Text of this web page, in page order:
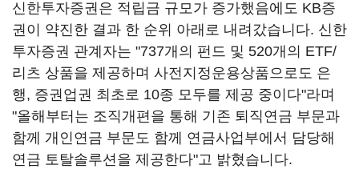
신한투자증권은 적립금 규모가 증가했음에도 KB증
권이 약진한 결과 한 순위 아래로 내려갔습니다. 신한
투자증권 관계자는 "737개의 펀드 및 520개의 ETF/
리츠 상품을 제공하며 사전지정운용상품으로도 은
행, 증권업권 최초로 10종 모두를 제공 중이다"라며
"올해부터는 조직개편을 통해 기존 퇴직연금 부문과
함께 개인연금 부문도 함께 연금사업부에서 담당해
연금 토탈솔루션을 제공한다"고 밝혔습니다.